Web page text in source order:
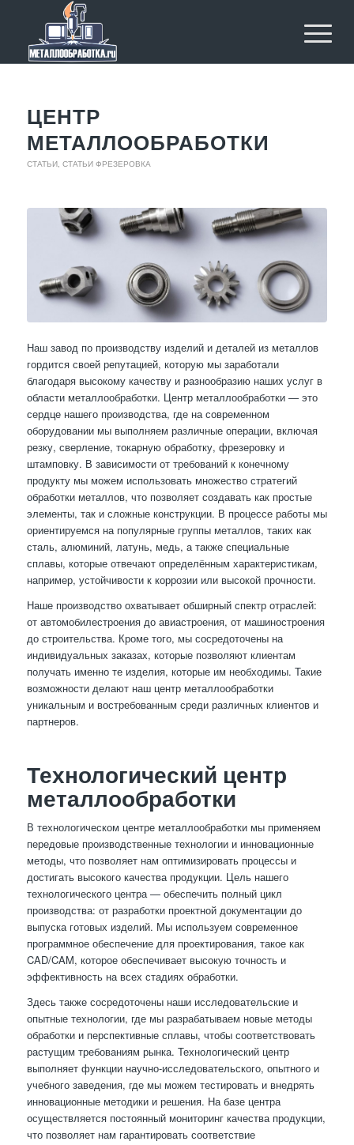
ЦЕНТР
МЕТАЛЛООБРАБОТКИ
СТАТЬИ, СТАТЬИ ФРЕЗЕРОВКА
Наш завод по производству изделий и деталей из металлов
гордится своей репутацией, которую мы заработали
благодаря высокому качеству и разнообразию наших услуг в
области металлообработки. Центр металлообработки — это
сердце нашего производства, где на современном
оборудовании мы выполняем различные операции, включая
резку, сверление, токарную обработку, фрезеровку и
штамповку. В зависимости от требований к конечному
продукту мы можем использовать множество стратегий
обработки металлов, что позволяет создавать как простые
элементы, так и сложные конструкции. В процессе работы мы
ориентируемся на популярные группы металлов, таких как
сталь, алюминий, латунь, медь, а также специальные
сплавы, которые отвечают определённым характеристикам,
например, устойчивости к коррозии или высокой прочности.
Наше производство охватывает обширный спектр отраслей:
от автомобилестроения до авиастроения, от машиностроения
до строительства. Кроме того, мы сосредоточены на
индивидуальных заказах, которые позволяют клиентам
получать именно те изделия, которые им необходимы. Такие
возможности делают наш центр металлообработки
уникальным и востребованным среди различных клиентов и
партнеров.
Технологический центр
металлообработки
В технологическом центре металлообработки мы применяем
передовые производственные технологии и инновационные
методы, что позволяет нам оптимизировать процессы и
достигать высокого качества продукции. Цель нашего
технологического центра — обеспечить полный цикл
производства: от разработки проектной документации до
выпуска готовых изделий. Мы используем современное
программное обеспечение для проектирования, такое как
CAD/CAM, которое обеспечивает высокую точность и
эффективность на всех стадиях обработки.
Здесь также сосредоточены наши исследовательские и
опытные технологии, где мы разрабатываем новые методы
обработки и перспективные сплавы, чтобы соответствовать
растущим требованиям рынка. Технологический центр
выполняет функции научно-исследовательского, опытного и
учебного заведения, где мы можем тестировать и внедрять
инновационные методики и решения. На базе центра
осуществляется постоянный мониторинг качества продукции,
что позволяет нам гарантировать соответствие